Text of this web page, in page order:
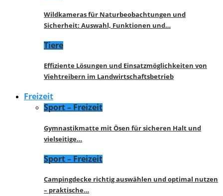
Wildkameras für Naturbeobachtungen und
Sicherheit: Auswahl, Funktionen und…
Tiere
Effiziente Lösungen und Einsatzmöglichkeiten von
Viehtreibern im Landwirtschaftsbetrieb
Freizeit
Sport – Freizeit
Gymnastikmatte mit Ösen für sicheren Halt und
vielseitige…
Sport – Freizeit
Campingdecke richtig auswählen und optimal nutzen
– praktische…